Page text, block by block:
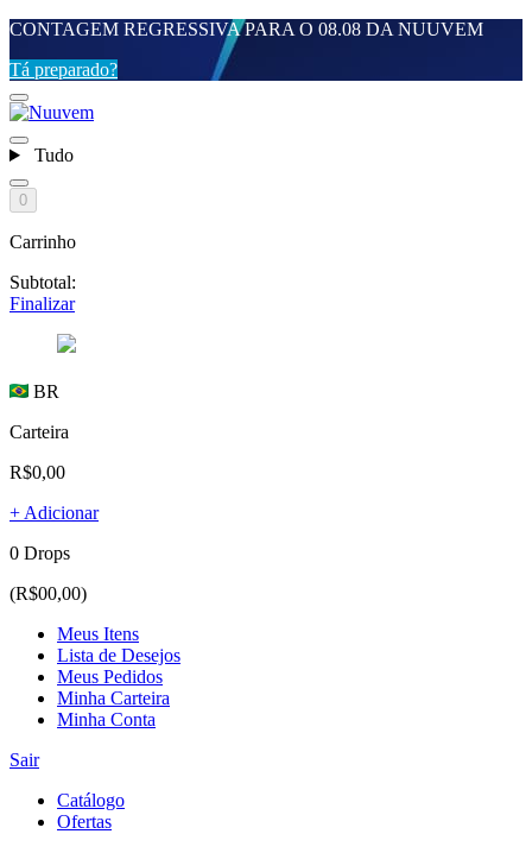
CONTAGEM REGRESSIVA PARA O 08.08 DA NUUVEM
Tá preparado?
Tudo
0
Carrinho
Subtotal:
Finalizar
BR
Carteira
R$0,00
+ Adicionar
0 Drops
(R$00,00)
Meus Itens
Lista de Desejos
Meus Pedidos
Minha Carteira
Minha Conta
Sair
Catálogo
Ofertas